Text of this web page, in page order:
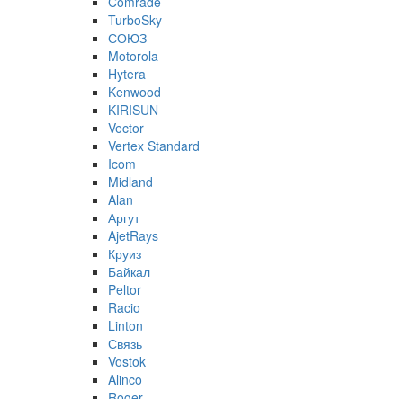
TurboSky
СОЮЗ
Motorola
Hytera
Kenwood
KIRISUN
Vector
Vertex Standard
Icom
Midland
Alan
Аргут
AjetRays
Круиз
Байкал
Peltor
Racio
Linton
Связь
Vostok
Alinco